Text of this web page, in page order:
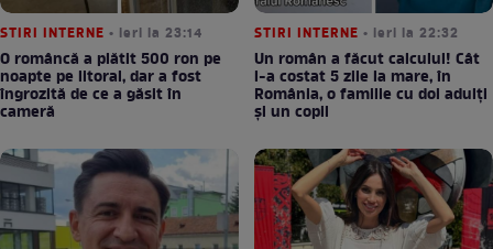
STIRI INTERNE • ieri la 23:14
O româncă a plătit 500 ron pe
noapte pe litoral, dar a fost
îngrozită de ce a găsit în
cameră
STIRI INTERNE • ieri la 22:32
Un român a făcut calculul! Cât
l-a costat 5 zile la mare, în
România, o familie cu doi adulți
și un copil